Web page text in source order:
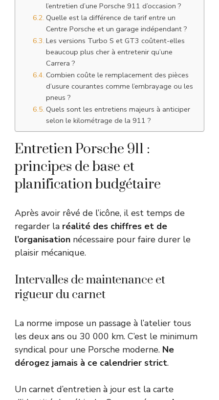
l’entretien d’une Porsche 911 d’occasion ?
Quelle est la différence de tarif entre un
Centre Porsche et un garage indépendant ?
Les versions Turbo S et GT3 coûtent-elles
beaucoup plus cher à entretenir qu’une
Carrera ?
Combien coûte le remplacement des pièces
d’usure courantes comme l’embrayage ou les
pneus ?
Quels sont les entretiens majeurs à anticiper
selon le kilométrage de la 911 ?
Entretien Porsche 911 :
principes de base et
planification budgétaire
Après avoir rêvé de l’icône, il est temps de
regarder la réalité des chiffres et de
l’organisation nécessaire pour faire durer le
plaisir mécanique.
Intervalles de maintenance et
rigueur du carnet
La norme impose un passage à l’atelier tous
les deux ans ou 30 000 km. C’est le minimum
syndical pour une Porsche moderne. Ne
dérogez jamais à ce calendrier strict.
Un carnet d’entretien à jour est la carte